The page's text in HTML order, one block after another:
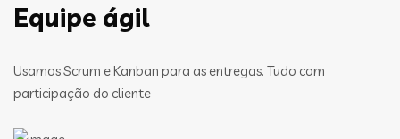
Equipe ágil
Usamos Scrum e Kanban para as entregas. Tudo com
participação do cliente